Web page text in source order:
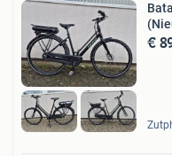
€